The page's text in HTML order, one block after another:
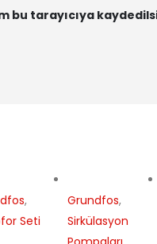
bu tarayıcıya
,
Seti
Grundfos,
Sirkülasyon